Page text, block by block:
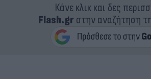
Κάνε κλικ και δες
Flash.grστην αναζήτηση